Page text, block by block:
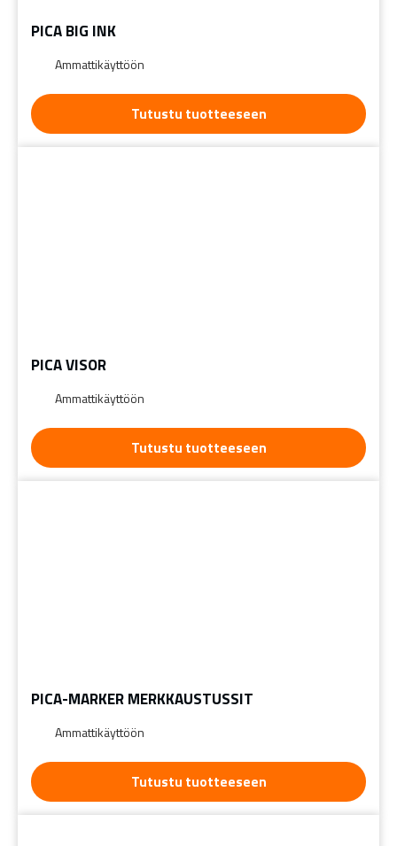
PICA BIG INK
Ammattikäyttöön
Tutustu tuotteeseen
PICA VISOR
Ammattikäyttöön
Tutustu tuotteeseen
PICA-MARKER MERKKAUSTUSSIT
Ammattikäyttöön
Tutustu tuotteeseen